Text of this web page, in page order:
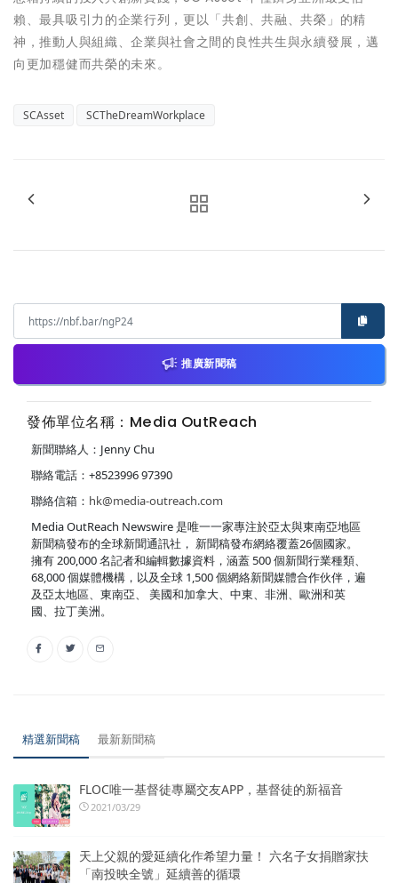
賴、最具吸引力的企業行列，更以「共創、共融、共榮」的精
神，推動人與組織、企業與社會之間的良性共生與永續發展，邁
向更加穩健而共榮的未來。
SCAsset SCTheDreamWorkplace
推廣新聞稿
發佈單位名稱：Media OutReach
新聞聯絡人：Jenny Chu
聯絡電話：+8523996 97390
聯絡信箱： hk@media-outreach.com
Media OutReach Newswire 是唯一一家專注於亞太與東南亞地區
新聞稿發布的全球新聞通訊社， 新聞稿發布網絡覆蓋26個國家。
擁有 200,000 名記者和編輯數據資料，涵蓋 500 個新聞行業種類、
68,000 個媒體機構，以及全球 1,500 個網絡新聞媒體合作伙伴，遍
及亞太地區、東南亞、 美國和加拿大、中東、非洲、歐洲和英
國、拉丁美洲。
精選新聞稿 最新新聞稿
FLOC唯一基督徒專屬交友APP，基督徒的新福音
2021/03/29
天上父親的愛延續化作希望力量！ 六名子女捐贈家扶
「南投映全號」延續善的循環